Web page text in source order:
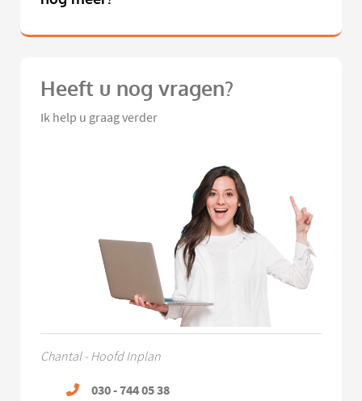
Heeft u nog vragen?
Ik help u graag verder
Chantal - Hoofd Inplan
030 - 744 05 38